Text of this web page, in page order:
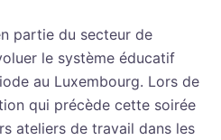
partie du secteur de
le système éducatif
au Luxembourg. Lors de
qui précède cette soirée
ateliers de travail dans les